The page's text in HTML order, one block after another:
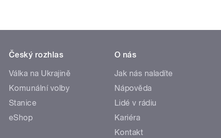
Český rozhlas
Válka na Ukrajině
Komunální volby
Stanice
eShop
O nás
Jak nás naladíte
Nápověda
Lidé v rádiu
Kariéra
Kontakt